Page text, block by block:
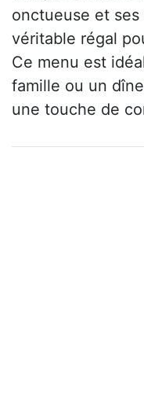
onctueuse et
véritable régal
Ce menu est
famille ou un
une touche de